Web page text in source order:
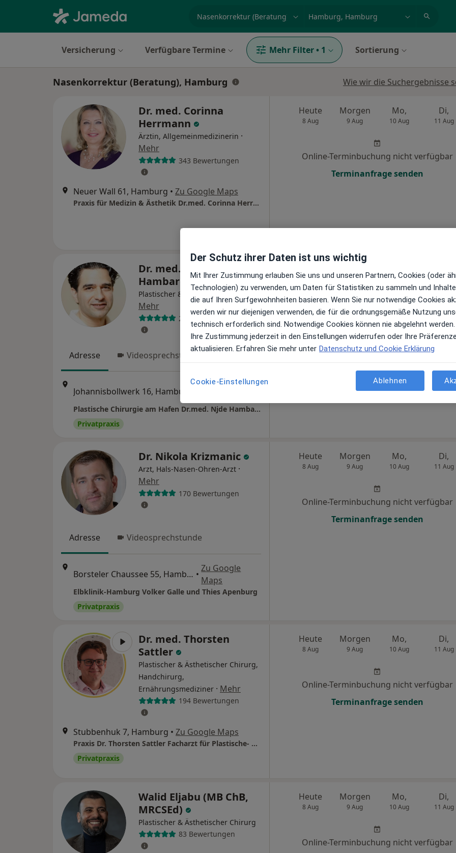
Versicherung Verfügbare Termine Mehr Filter • 1 Sortierung
Nasenkorrektur (Beratung), Hamburg Wie wir die Suchergebnisse
Dr. med. Corinna
Herrmann
Ärztin, Allgemeinmedizinerin ·
Mehr
343 Bewertungen
Neuer Wall 61, Hamburg • Zu Google Maps
Praxis für Medizin & Ästhetik Dr.med. Corinna Herrmann
Heute
8 Aug
Morgen
9 Aug
Mo,
10 Aug
Di,
11 Aug
Online-Terminbuchung nicht verfügbar
Terminanfrage senden
Dr. med. Njde
Hambarchian
Plastischer & Ästhetischer Chirurg ·
Mehr
214 Bewertungen
Adresse Videosprechstunde
Zu Google
Plastische Chirurgie am Hafen Dr.med. Njde Hambarchian Facharzt für Plastische- und Ästhetische Chirurgie
Privatpraxis
8 Aug 9 Aug 10 Aug 11 Aug
Online-Terminbuchung nicht verfügbar
Terminanfrage senden
Dr. Nikola Krizmanic
Arzt, Hals-Nasen-Ohren-Arzt ·
Mehr
170 Bewertungen
Adresse Videosprechstunde
Borsteler Chaussee 55, Hamburg •
Zu Google
Maps
Elbklinik-Hamburg Volker Galle und Thies Apenburg
Privatpraxis
Heute
8 Aug
Morgen
9 Aug
Mo,
10 Aug
Di,
11 Aug
Online-Terminbuchung nicht verfügbar
Terminanfrage senden
Dr. med. Thorsten
Sattler
Plastischer & Ästhetischer Chirurg,
Handchirurg,
Ernährungsmediziner · Mehr
194 Bewertungen
Stubbenhuk 7, Hamburg • Zu Google Maps
Praxis Dr. Thorsten Sattler Facharzt für Plastische- und Ästhetische Chirurgie
Privatpraxis
Heute
8 Aug
Morgen
9 Aug
Mo,
10 Aug
Di,
11 Aug
Online-Terminbuchung nicht verfügbar
Terminanfrage senden
Walid Eljabu (MB ChB,
MRCSEd)
Plastischer & Ästhetischer Chirurg
83 Bewertungen
Heute
8 Aug
Morgen
9 Aug
Mo,
10 Aug
Di,
11 Aug
Online-Terminbuchung nicht verfügbar
Der Schutz ihrer Daten ist uns wichtig
Mit Ihrer Zustimmung erlauben Sie uns und unseren Partnern, Cookies (oder
Technologien) zu verwenden, um Daten für Statistiken zu sammeln und
die auf Ihren Surfgewohnheiten basieren. Wenn Sie nur notwendige Cookies
werden wir nur diejenigen verwenden, die für die ordnungsgemäße Nutzung
technisch erforderlich sind. Notwendige Cookies können nie abgelehnt werden.
Ihre Zustimmung jederzeit in den Einstellungen widerrufen oder Ihre
aktualisieren. Erfahren Sie mehr unter Datenschutz und Cookie Erklärung
Cookie-Einstellungen Ablehnen